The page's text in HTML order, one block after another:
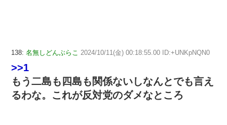
138: 名無しどんぶらこ 2024/10/11(金) 00:18:55.00 ID:+UNKpNQN0
>>1
もう二島も四島も関係ないしなんとでも言え
るわな。これが反対党のダメなところ